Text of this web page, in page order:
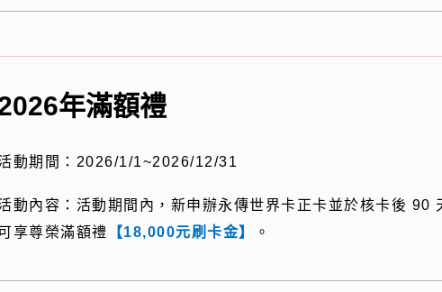
年滿額禮
動期間： 2026/1/1~2026/12/31
動內容：活動期間內，新申辦永傳世界卡正卡並於核卡後 90
享尊榮滿額禮 【18,000元刷卡金】 。